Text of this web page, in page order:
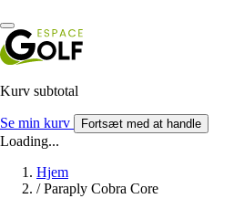
Kurv subtotal
Se min kurv Fortsæt med at handle
Loading...
Hjem
/ Paraply Cobra Core